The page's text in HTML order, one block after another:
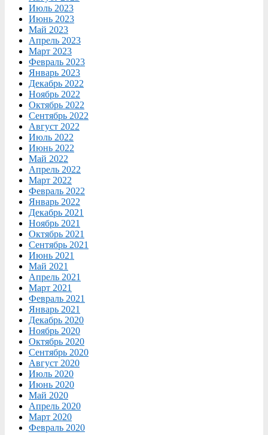
Июль 2023
Июнь 2023
Май 2023
Апрель 2023
Март 2023
Февраль 2023
Январь 2023
Декабрь 2022
Ноябрь 2022
Октябрь 2022
Сентябрь 2022
Август 2022
Июль 2022
Июнь 2022
Май 2022
Апрель 2022
Март 2022
Февраль 2022
Январь 2022
Декабрь 2021
Ноябрь 2021
Октябрь 2021
Сентябрь 2021
Июнь 2021
Май 2021
Апрель 2021
Март 2021
Февраль 2021
Январь 2021
Декабрь 2020
Ноябрь 2020
Октябрь 2020
Сентябрь 2020
Август 2020
Июль 2020
Июнь 2020
Май 2020
Апрель 2020
Март 2020
Февраль 2020